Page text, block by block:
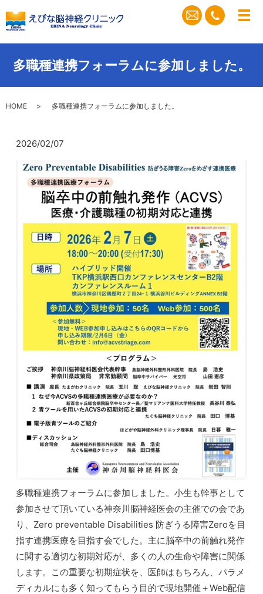
メ
多職種連携フォーラムに参加しました。
HOME 多職種連携フォーラムに参加しました。
2026/02/07
多職種連携フォーラムに参加しました。小生も幹事として
参加させて頂いている神奈川脳神経医会の主催での会であ
り、Zero preventable Disabilities 防ぎうる障害Zeroを目
指す連携医療を目指す会でした。主に脳卒中の前触れ発作
に関する適切な初期対応が、多くの人の生命や障害に関係
します。この重要な初期症状を、医師はもちろん、パラメ
ディカルにも多く知ってもらう目的で現地開催＋Web配信